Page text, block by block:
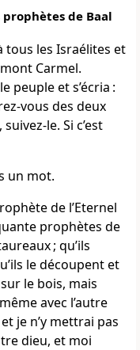
de Baal
tous les Israélites et
Carmel.
peuple et s’écria :
vous des deux
le. Si c’est
un mot.
de l’Eternel
prophètes de
; qu’ils
le découpent et
le bois, mais
avec l’autre
je n’y mettrai pas
dieu, et moi